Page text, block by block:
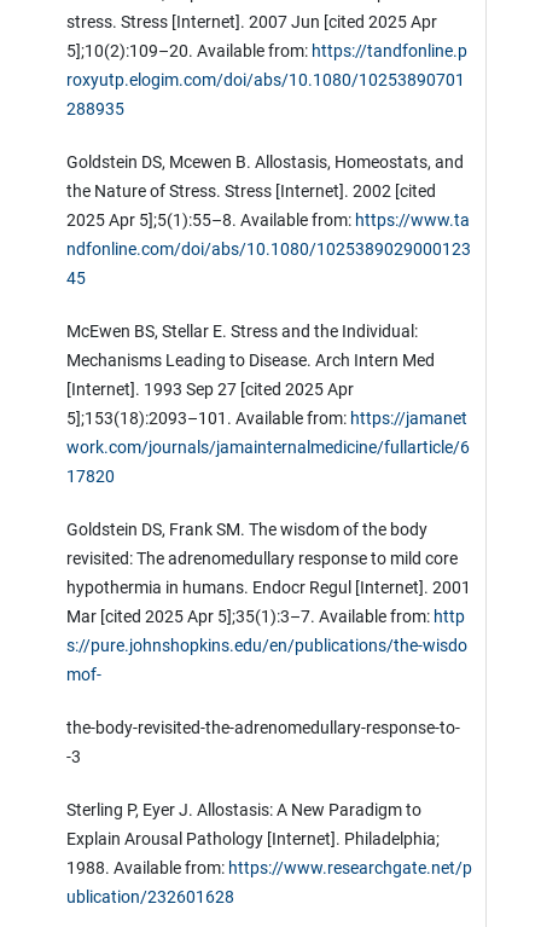
stress. Stress [Internet]. 2007 Jun [cited 2025 Apr
5];10(2):109–20. Available from: https://tandfonline.p
roxyutp.elogim.com/doi/abs/10.1080/10253890701
288935
Goldstein DS, Mcewen B. Allostasis, Homeostats, and
the Nature of Stress. Stress [Internet]. 2002 [cited
2025 Apr 5];5(1):55–8. Available from: https://www.ta
ndfonline.com/doi/abs/10.1080/1025389029000123
45
McEwen BS, Stellar E. Stress and the Individual:
Mechanisms Leading to Disease. Arch Intern Med
[Internet]. 1993 Sep 27 [cited 2025 Apr
5];153(18):2093–101. Available from: https://jamanet
work.com/journals/jamainternalmedicine/fullarticle/6
17820
Goldstein DS, Frank SM. The wisdom of the body
revisited: The adrenomedullary response to mild core
hypothermia in humans. Endocr Regul [Internet]. 2001
Mar [cited 2025 Apr 5];35(1):3–7. Available from: http
s://pure.johnshopkins.edu/en/publications/the-wisdo
mof-
the-body-revisited-the-adrenomedullary-response-to-
-3
Sterling P, Eyer J. Allostasis: A New Paradigm to
Explain Arousal Pathology [Internet]. Philadelphia;
1988. Available from: https://www.researchgate.net/p
ublication/232601628